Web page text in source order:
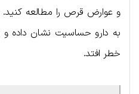
و عوارض قرص را مطالعه
به دارو حساسیت نشان داده
خطر افتد.